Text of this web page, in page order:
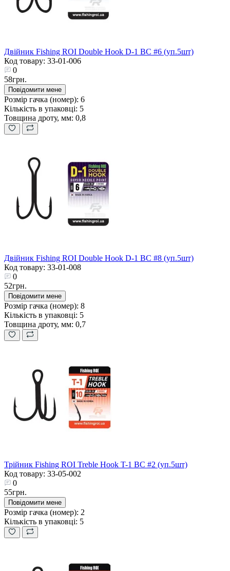
Двійник Fishing ROI Double Hook D-1 BC #6 (уп.5шт)
Код товару: 33-01-006
0
58грн.
Повідомити мене
Розмір гачка (номер): 6
Кількість в упаковці: 5
Товщина дроту, мм: 0,8
Двійник Fishing ROI Double Hook D-1 BC #8 (уп.5шт)
Код товару: 33-01-008
0
52грн.
Повідомити мене
Розмір гачка (номер): 8
Кількість в упаковці: 5
Товщина дроту, мм: 0,7
Трійник Fishing ROI Treble Hook T-1 BC #2 (уп.5шт)
Код товару: 33-05-002
0
55грн.
Повідомити мене
Розмір гачка (номер): 2
Кількість в упаковці: 5